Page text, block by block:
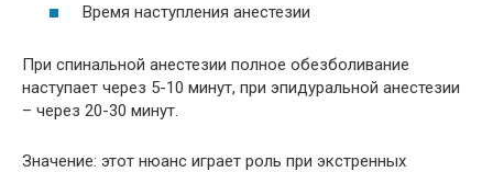
Время наступления анестезии
При спинальной анестезии полное обезболивание
наступает через 5-10 минут, при эпидуральной анестезии
– через 20-30 минут.
Значение: этот нюанс играет роль при экстренных